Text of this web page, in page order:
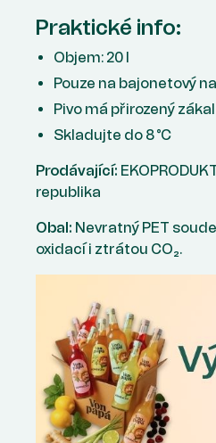
Praktické info:
Objem: 20 l
Pouze na bajonetový
Pivo má přirozený
Skladujte do 8 °C
Prodávající:
republika
Obal: Nevratný PET
oxidací i ztrátou CO₂.